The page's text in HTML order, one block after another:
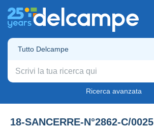
Tutto Delcampe
Ricerca avanzata
18-SANCERRE-N°2862-C/0025